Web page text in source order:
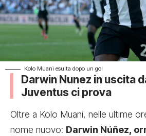
Kolo Muani esulta dopo un gol
Darwin Nunez in uscita
Juventus ci prova
Oltre a Kolo Muani, nelle ultime
nome nuovo: Darwin Núñez,